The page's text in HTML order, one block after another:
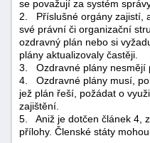
se považují za systém
2.
Příslušné orgány zajistí,
své právní či organizační
ozdravný plán nebo si
plány aktualizovaly častěji.
3.
Ozdravné plány
4.
Ozdravné plány musí,
jež plán řeší, požádat o
zajištění.
5.
Aniž je dotčen článek 4,
přílohy. Členské státy